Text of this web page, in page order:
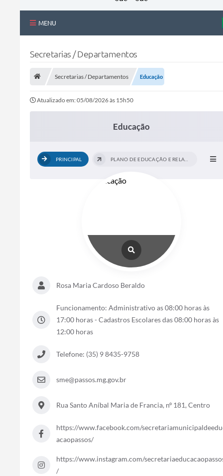
MENU
Estrutura Administrativa
Secretarias / Departamentos
Secretarias / Departamentos Educação
Atualizado em: 05/08/2026 às 15h50
Educação
PRINCIPAL
Rosa Maria Cardoso Beraldo
Funcionamento: Administrativo as 08:00 horas às
17:00 horas - Cadastros Escolares das 08:00 horas às
12:00 horas
Telefone: (35) 9 8435-9758
sme@passos.mg.gov.br
Rua Santo Aníbal Maria de Francia, nº 181, Centro
https://www.facebook.com/
acaopassos/
https://www.instagram.com/
/